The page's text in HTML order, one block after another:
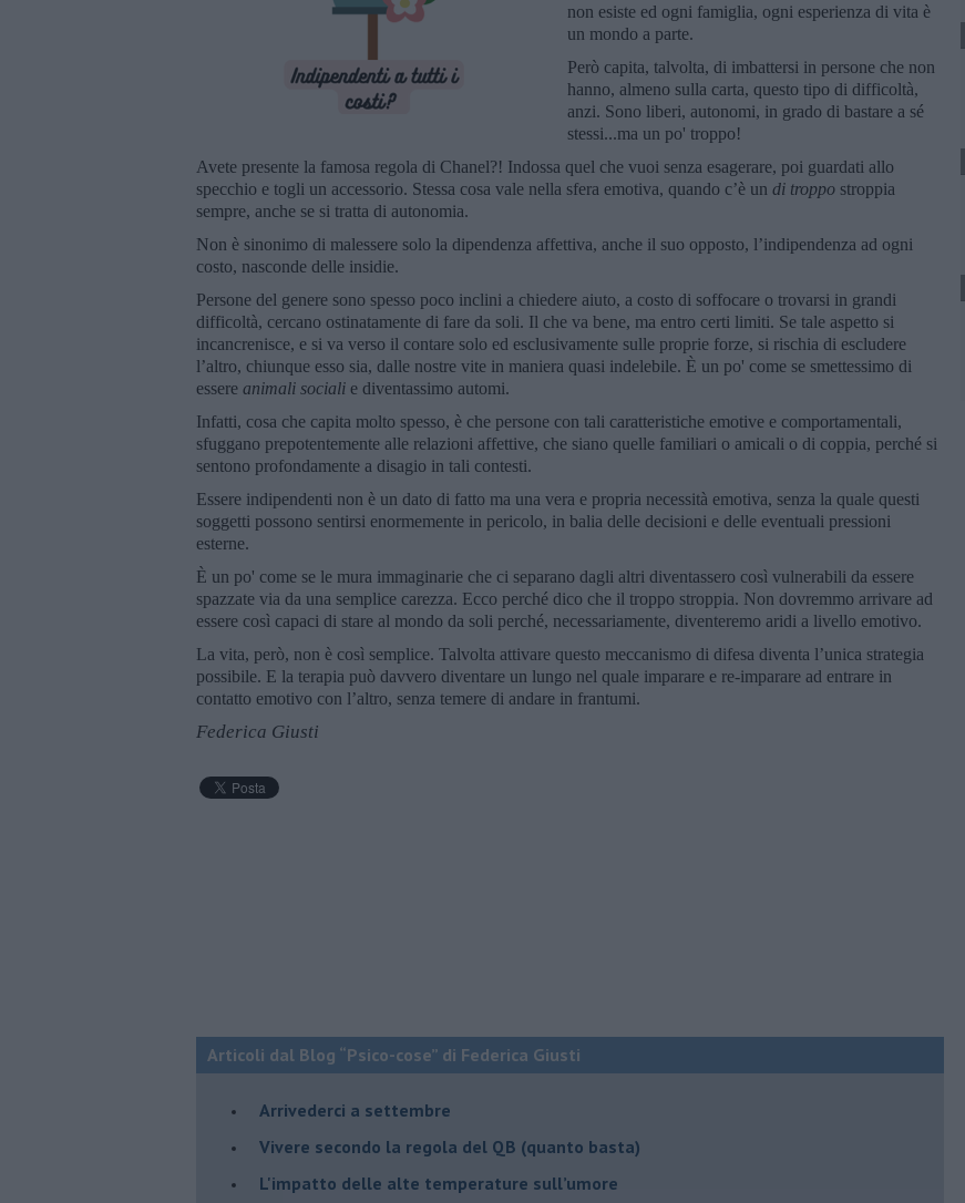
non esiste ed ogni famiglia, ogni esperienza di vita è
un mondo a parte.
Però capita, talvolta, di imbattersi in persone che non
hanno, almeno sulla carta, questo tipo di difficoltà,
anzi. Sono liberi, autonomi, in grado di bastare a sé
stessi...ma un po' troppo!
Avete presente la famosa regola di Chanel?! Indossa quel che vuoi senza esagerare, poi guardati allo
specchio e togli un accessorio. Stessa cosa vale nella sfera emotiva, quando c’è un di troppo stroppia
sempre, anche se si tratta di autonomia.
Non è sinonimo di malessere solo la dipendenza affettiva, anche il suo opposto, l’indipendenza ad ogni
costo, nasconde delle insidie.
Persone del genere sono spesso poco inclini a chiedere aiuto, a costo di soffocare o trovarsi in grandi
difficoltà, cercano ostinatamente di fare da soli. Il che va bene, ma entro certi limiti. Se tale aspetto si
incancrenisce, e si va verso il contare solo ed esclusivamente sulle proprie forze, si rischia di escludere
l’altro, chiunque esso sia, dalle nostre vite in maniera quasi indelebile. È un po' come se smettessimo di
essere animali sociali e diventassimo automi.
Infatti, cosa che capita molto spesso, è che persone con tali caratteristiche emotive e comportamentali,
sfuggano prepotentemente alle relazioni affettive, che siano quelle familiari o amicali o di coppia, perché si
sentono profondamente a disagio in tali contesti.
Essere indipendenti non è un dato di fatto ma una vera e propria necessità emotiva, senza la quale questi
soggetti possono sentirsi enormemente in pericolo, in balia delle decisioni e delle eventuali pressioni
esterne.
È un po' come se le mura immaginarie che ci separano dagli altri diventassero così vulnerabili da essere
spazzate via da una semplice carezza. Ecco perché dico che il troppo stroppia. Non dovremmo arrivare ad
essere così capaci di stare al mondo da soli perché, necessariamente, diventeremo aridi a livello emotivo.
La vita, però, non è così semplice. Talvolta attivare questo meccanismo di difesa diventa l’unica strategia
possibile. E la terapia può davvero diventare un lungo nel quale imparare e re-imparare ad entrare in
contatto emotivo con l’altro, senza temere di andare in frantumi.
Federica Giusti
Articoli dal Blog “Psico-cose” di Federica Giusti
​Arrivederci a settembre
​Vivere secondo la regola del QB (quanto basta)
​L'impatto delle alte temperature sull’umore